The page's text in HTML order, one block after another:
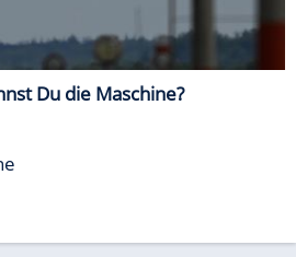
Du die Maschine?